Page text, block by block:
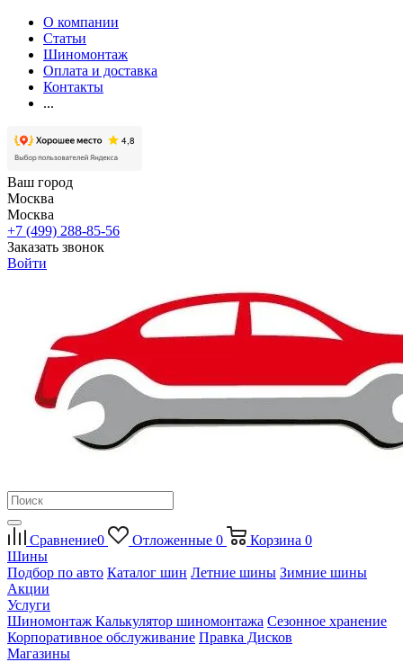
О компании
Статьи
Шиномонтаж
Оплата и доставка
Контакты
...
Ваш город
Москва
Москва
+7 (499) 288-85-56
Заказать звонок
Войти
Сравнение0 Отложенные 0 Корзина 0
Шины
Подбор по авто Каталог шин Летние шины Зимние шины
Акции
Услуги
Шиномонтаж Калькулятор шиномонтажа Сезонное хранение
Корпоративное обслуживание Правка Дисков
Магазины